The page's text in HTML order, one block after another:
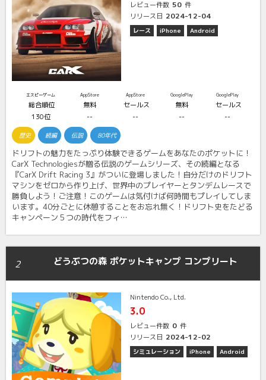
レビュー件数 50 件
リリース日 2024-12-04
レース iPhone Android
エスピーゲーム
総合順位
130位
AppStore
無料
--
AppStore
セールス
--
GooglePlay
無料
--
GooglePlay
セールス
--
歴史 続編 伝説 80年代
ドリフトの魅力をたっぷり体験できるゲームをあなたのポケットに！
CarX Technologiesが贈る伝説のゲームシリーズ、その続編となる
『CarX Drift Racing 3』がついに登場しました！自分だけのドリフト
マシンをゼロから作り上げ、世界中のプレイヤーとタンデムレースで
勝負しよう！ご注意！このゲームは気付けば何時間もプレイしてしま
います。40分ごとに休憩することをお忘れ無く！ドリフト史をたどる
キャンペーン５つの時代をフィ…
2 どうぶつの森 ポケットキャンプ コンプリート
Nintendo Co., Ltd.
3.0
レビュー件数 0 件
リリース日 2024-12-02
シミュレーション iPhone Android